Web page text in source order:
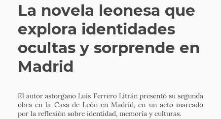
La novela leonesa que
explora identidades
ocultas y sorprende en
Madrid
El autor astorgano Luis Ferrero Litrán presentó su segunda
obra en la Casa de León en Madrid, en un acto marcado
por la reflexión sobre identidad, memoria y culturas.